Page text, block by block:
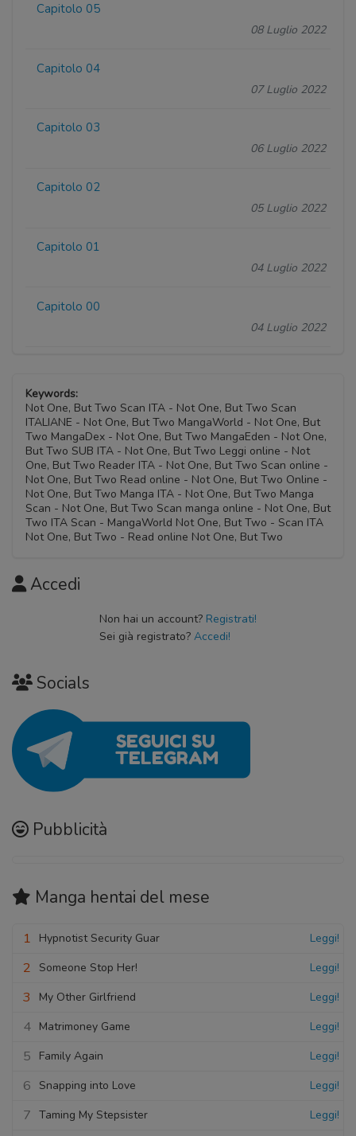
Capitolo 05
08 Luglio 2022
Capitolo 04
07 Luglio 2022
Capitolo 03
06 Luglio 2022
Capitolo 02
05 Luglio 2022
Capitolo 01
04 Luglio 2022
Capitolo 00
04 Luglio 2022
Keywords:
Not One, But Two Scan ITA - Not One, But Two Scan
ITALIANE - Not One, But Two MangaWorld - Not One, But
Two MangaDex - Not One, But Two MangaEden - Not One,
But Two SUB ITA - Not One, But Two Leggi online - Not
One, But Two Reader ITA - Not One, But Two Scan online -
Not One, But Two Read online - Not One, But Two Online -
Not One, But Two Manga ITA - Not One, But Two Manga
Scan - Not One, But Two Scan manga online - Not One, But
Two ITA Scan - MangaWorld Not One, But Two - Scan ITA
Not One, But Two - Read online Not One, But Two
Accedi
Non hai un account? Registrati!
Sei già registrato? Accedi!
Socials
Pubblicità
Manga hentai del mese
1 Hypnotist Security Guar Leggi!
2 Someone Stop Her! Leggi!
3 My Other Girlfriend Leggi!
4 Matrimoney Game Leggi!
5 Family Again Leggi!
6 Snapping into Love Leggi!
7 Taming My Stepsister Leggi!